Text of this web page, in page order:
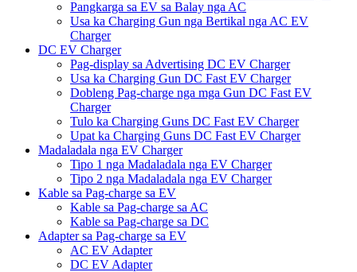
Pangkarga sa EV sa Balay nga AC
Usa ka Charging Gun nga Bertikal nga AC EV
Charger
DC EV Charger
Pag-display sa Advertising DC EV Charger
Usa ka Charging Gun DC Fast EV Charger
Dobleng Pag-charge nga mga Gun DC Fast EV
Charger
Tulo ka Charging Guns DC Fast EV Charger
Upat ka Charging Guns DC Fast EV Charger
Madaladala nga EV Charger
Tipo 1 nga Madaladala nga EV Charger
Tipo 2 nga Madaladala nga EV Charger
Kable sa Pag-charge sa EV
Kable sa Pag-charge sa AC
Kable sa Pag-charge sa DC
Adapter sa Pag-charge sa EV
AC EV Adapter
DC EV Adapter